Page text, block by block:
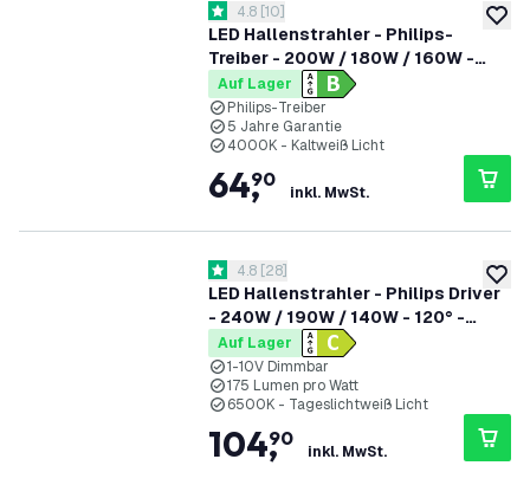
zur
LED Hallenstrahler - Philips-
Treiber - 200W / 180W / 160W -
185lm/W - 4000K - IP65 - Dimmbar
- 90° - 5 Jahre Garantie
Bewertungsbereich öffnen
4.8 Bewertungssterne
4.8 [10]
Auf Lager
Philips-Treiber
5 Jahre Garantie
4000K - Kaltweiß Licht
64,
90
inkl. MwSt.
zur
LED Hallenstrahler - Philips Driver
- 240W / 190W / 140W - 120° -
175lm/W - 6500K - IP65 - Dimmbar
- 5 Jahre Garantie - GS-geprüft
Bewertungsbereich öffnen
4.8 Bewertungssterne
4.8 [28]
Auf Lager
1-10V Dimmbar
175 Lumen pro Watt
6500K - Tageslichtweiß Licht
104,
90
inkl. MwSt.